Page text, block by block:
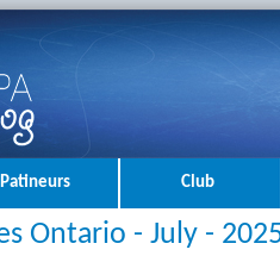
Patineurs Club
Ontario - July -